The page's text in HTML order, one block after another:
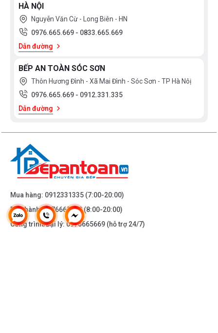
HÀ NỘI
Nguyễn Văn Cừ - Long Biên - HN
0976.665.669 - 0833.665.669
Dẫn đường
BẾP AN TOÀN SÓC SƠN
Thôn Hương Đình - Xã Mai Đình - Sóc Sơn - TP Hà Nôị
0976.665.669 - 0912.331.335
Dẫn đường
Mua hàng: 0912331335 (7:00-20:00)
Bảo hành:0976665669(8:00-20:00)
Công trình/Đại lý:0976665669 (hỗ trợ 24/7)